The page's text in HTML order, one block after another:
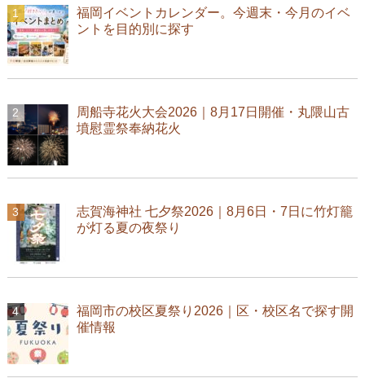
福岡イベントカレンダー。今週末・今月のイベ
ントを目的別に探す
周船寺花火大会2026｜8月17日開催・丸隈山古
墳慰霊祭奉納花火
志賀海神社 七夕祭2026｜8月6日・7日に竹灯籠
が灯る夏の夜祭り
福岡市の校区夏祭り2026｜区・校区名で探す開
催情報